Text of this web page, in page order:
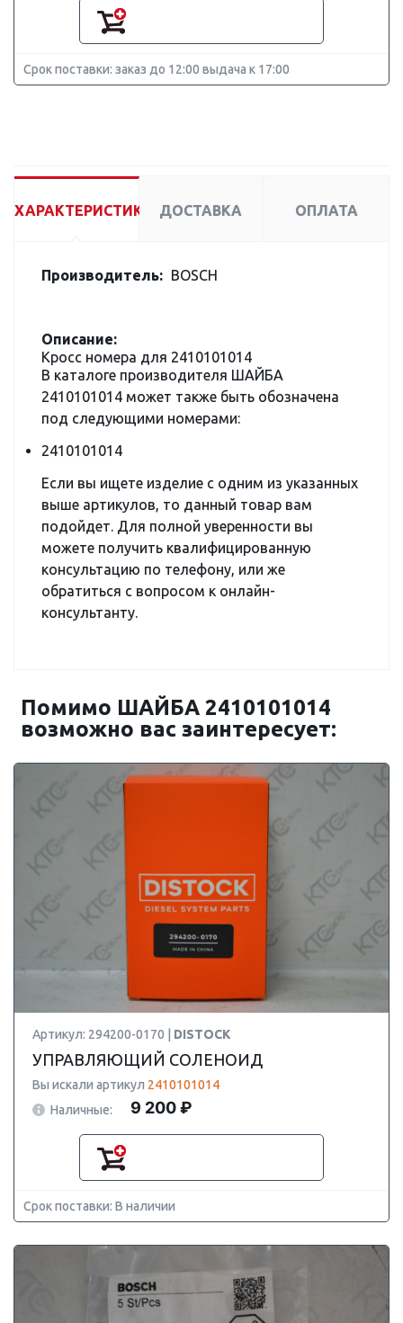
Срок поставки: заказ до 12:00 выдача к 17:00
ХАРАКТЕРИСТИКИ ДОСТАВКА ОПЛАТА
Производитель: BOSCH
Описание:
Кросс номера для 2410101014
В каталоге производителя ШАЙБА
2410101014 может также быть обозначена
под следующими номерами:
2410101014
Если вы ищете изделие с одним из указанных
выше артикулов, то данный товар вам
подойдет. Для полной уверенности вы
можете получить квалифицированную
консультацию по телефону, или же
обратиться с вопросом к онлайн-
консультанту.
Помимо ШАЙБА 2410101014
возможно вас заинтересует:
Артикул: 294200-0170 | DISTOCK
УПРАВЛЯЮЩИЙ СОЛЕНОИД
Вы искали артикул 2410101014
Наличные:
9 200 ₽
Срок поставки: В наличии